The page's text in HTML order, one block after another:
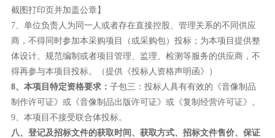
截图 打印页并加盖公章】
7、 单位负责人为同一人或者存在直接控股、管理关系的不同供应
商，不得同时参加本采购项目（或采购包）投标；为本项目提供整
体设计、规范编制或者项目管理、监理、检测等服务的供应商，不
得再参与本项目投标。（提供《投标人资格声明函》）
8、 本项目特定资格要求： 子包三：投标人具有有效的 《音像制品
制作许可证》或《音像制品出版许可证》 或《复制经营许可证》
。
9、 本项目不接受联合体投标。
八、登记及招标文件的获取时间、获取方式、招标文件售价、保证